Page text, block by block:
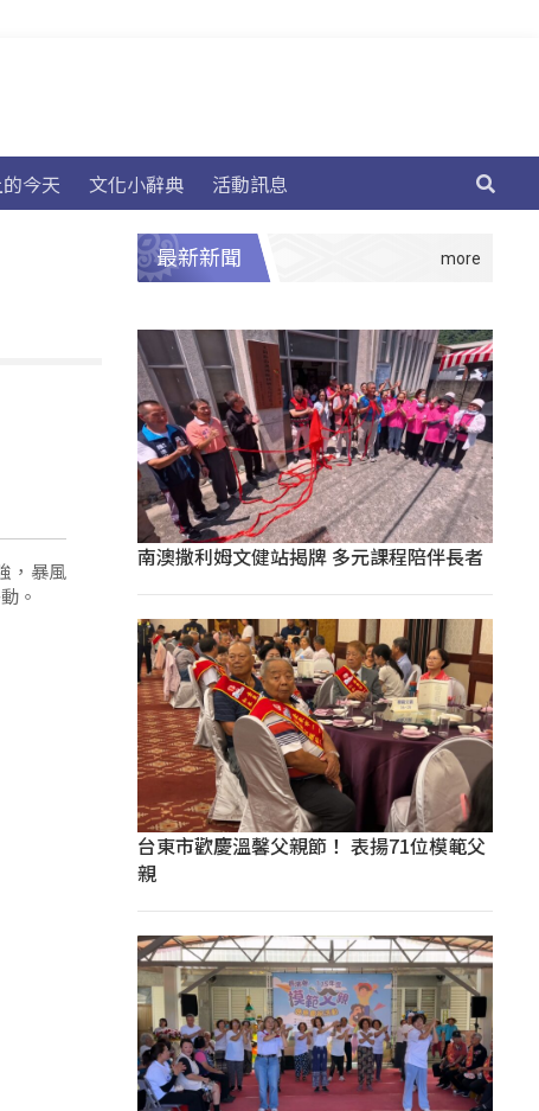
今天 文化小辭典 活動訊息
，暴風
。
最新新聞
南澳撒利姆文健站揭牌 多元課程陪伴長者
台東市歡慶溫馨父親節！ 表揚71位模範父
親